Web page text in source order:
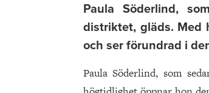
Paula Söderlind,
distriktet, gläds. Med
och ser förundrad i
Paula Söderlind, som